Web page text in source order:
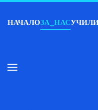
Skip to main content
НАЧАЛОЗА_НАС